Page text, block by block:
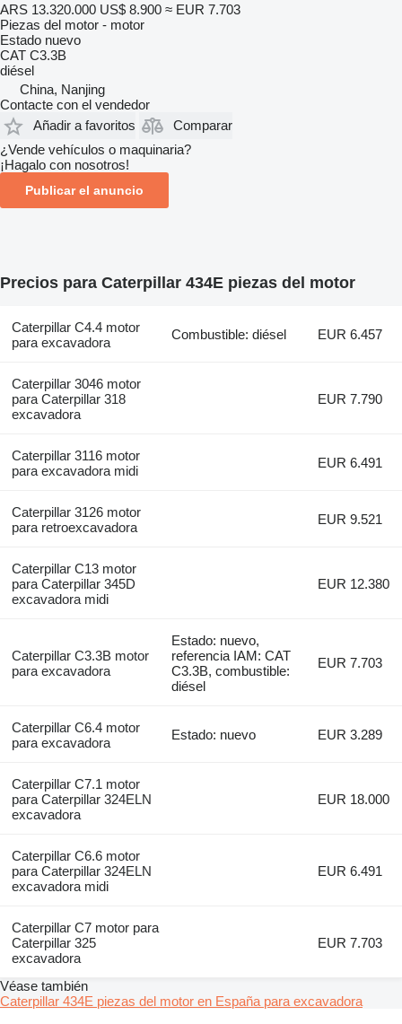
ARS 13.320.000 US$ 8.900 ≈ EUR 7.703
Piezas del motor - motor
Estado nuevo
CAT C3.3B
diésel
China, Nanjing
Contacte con el vendedor
Añadir a favoritos
Comparar
¿Vende vehículos o maquinaria?
¡Hagalo con nosotros!
Publicar el anuncio
Precios para Caterpillar 434E piezas del motor
Caterpillar C4.4 motor
para excavadora
Combustible: diésel EUR 6.457
Caterpillar 3046 motor
para Caterpillar 318
excavadora
EUR 7.790
Caterpillar 3116 motor
para excavadora midi
EUR 6.491
Caterpillar 3126 motor
para retroexcavadora
EUR 9.521
Caterpillar C13 motor
para Caterpillar 345D
excavadora midi
EUR 12.380
Caterpillar C3.3B motor
para excavadora
Estado: nuevo,
referencia IAM: CAT
C3.3B, combustible:
diésel
EUR 7.703
Caterpillar C6.4 motor
para excavadora
Estado: nuevo EUR 3.289
Caterpillar C7.1 motor
para Caterpillar 324ELN
excavadora
EUR 18.000
Caterpillar C6.6 motor
para Caterpillar 324ELN
excavadora midi
EUR 6.491
Caterpillar C7 motor para
Caterpillar 325
excavadora
EUR 7.703
Véase también
Caterpillar 434E piezas del motor en España para excavadora